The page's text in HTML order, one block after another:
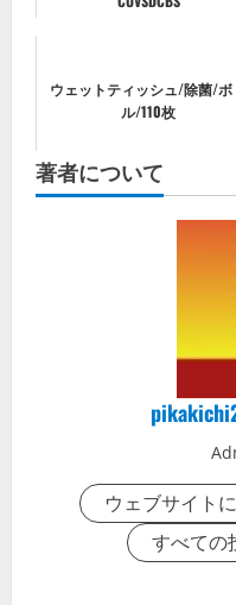
ウェットティッシュ/除菌/ボ
ル/110枚
著者について
ウェブサイト
すべての